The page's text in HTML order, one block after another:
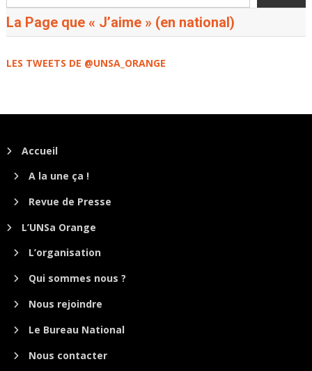
La Page que « J’aime » (en national)
LES TWEETS DE @UNSA_ORANGE
Accueil
A la une ça !
Revue de Presse
L’UNSa Orange
L’organisation
Qui sommes nous ?
Nous rejoindre
Le Bureau National
Nous contacter